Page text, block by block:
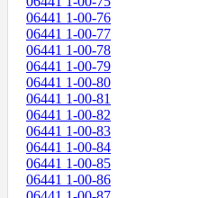
06441 1-00-76
06441 1-00-77
06441 1-00-78
06441 1-00-79
06441 1-00-80
06441 1-00-81
06441 1-00-82
06441 1-00-83
06441 1-00-84
06441 1-00-85
06441 1-00-86